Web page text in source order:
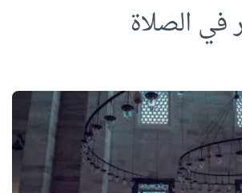
في الصلاة